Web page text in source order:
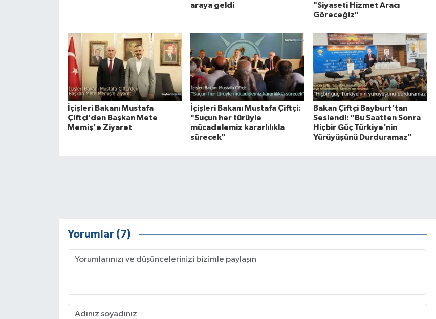
araya geldi
"Siyaseti Hizmet Aracı
Göreceğiz"
İçişleri Bakanı Mustafa
Çiftçi’den Başkan Mete
Memiş'e Ziyaret
İçişleri Bakanı Mustafa Çiftçi:
"Suçun her türüyle
mücadelemiz kararlılıkla
sürecek"
Bakan Çiftçi Bayburt'tan
Seslendi: "Bu Saatten Sonra
Hiçbir Güç Türkiye’nin
Yürüyüşünü Durduramaz"
Yorumlar (7)